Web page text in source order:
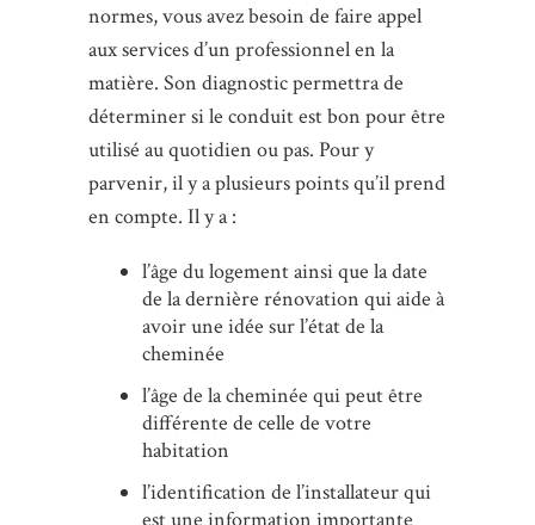
normes, vous avez besoin de faire appel
aux services d’un professionnel en la
matière. Son diagnostic permettra de
déterminer si le conduit est bon pour être
utilisé au quotidien ou pas. Pour y
parvenir, il y a plusieurs points qu’il prend
en compte. Il y a :
l’âge du logement ainsi que la date
de la dernière rénovation qui aide à
avoir une idée sur l’état de la
cheminée
l’âge de la cheminée qui peut être
différente de celle de votre
habitation
l’identification de l’installateur qui